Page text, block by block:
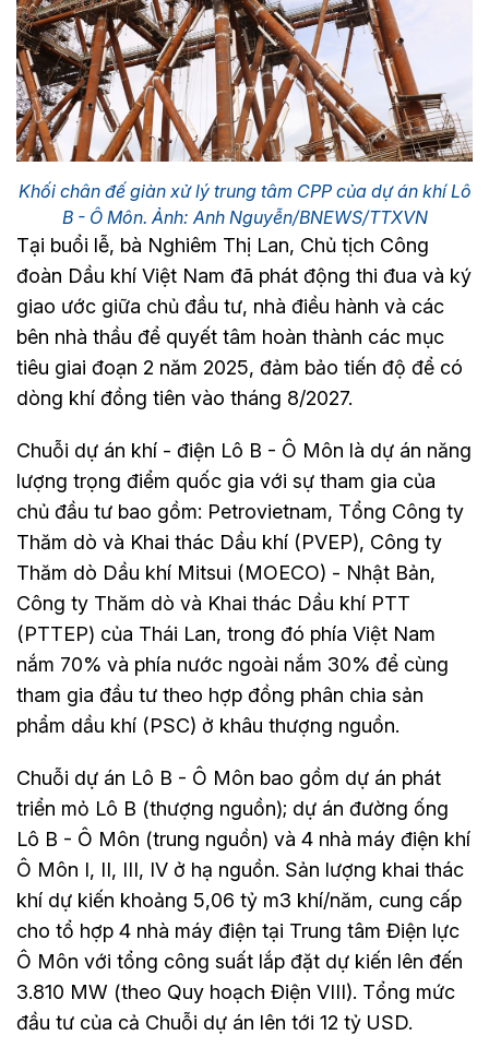
Khối chân đế giàn xử lý trung tâm CPP của dự án khí Lô
B - Ô Môn. Ảnh: Anh Nguyễn/BNEWS/TTXVN
Tại buổi lễ, bà Nghiêm Thị Lan, Chủ tịch Công
đoàn Dầu khí Việt Nam đã phát động thi đua và ký
giao ước giữa chủ đầu tư, nhà điều hành và các
bên nhà thầu để quyết tâm hoàn thành các mục
tiêu giai đoạn 2 năm 2025, đảm bảo tiến độ để có
dòng khí đồng tiên vào tháng 8/2027.
Chuỗi dự án khí - điện Lô B - Ô Môn là dự án năng
lượng trọng điểm quốc gia với sự tham gia của
chủ đầu tư bao gồm: Petrovietnam, Tổng Công ty
Thăm dò và Khai thác Dầu khí (PVEP), Công ty
Thăm dò Dầu khí Mitsui (MOECO) - Nhật Bản,
Công ty Thăm dò và Khai thác Dầu khí PTT
(PTTEP) của Thái Lan, trong đó phía Việt Nam
nắm 70% và phía nước ngoài nắm 30% để cùng
tham gia đầu tư theo hợp đồng phân chia sản
phẩm dầu khí (PSC) ở khâu thượng nguồn.
Chuỗi dự án Lô B - Ô Môn bao gồm dự án phát
triển mỏ Lô B (thượng nguồn); dự án đường ống
Lô B - Ô Môn (trung nguồn) và 4 nhà máy điện khí
Ô Môn I, II, III, IV ở hạ nguồn. Sản lượng khai thác
khí dự kiến khoảng 5,06 tỷ m3 khí/năm, cung cấp
cho tổ hợp 4 nhà máy điện tại Trung tâm Điện lực
Ô Môn với tổng công suất lắp đặt dự kiến lên đến
3.810 MW (theo Quy hoạch Điện VIII). Tổng mức
đầu tư của cả Chuỗi dự án lên tới 12 tỷ USD.